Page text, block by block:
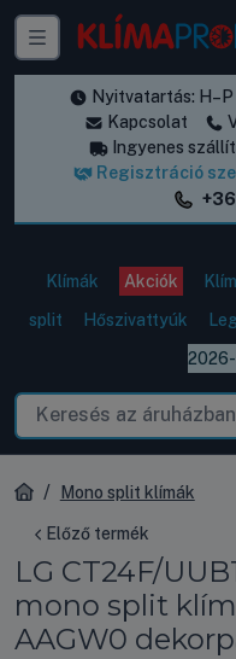
Nyitvatartás:
Kapcsolat
Ingyenes
Regisztráció
Klímák Akciók
split
Hőszivattyúk
Mono split klímák
Előző termék
LG CT24F/
mono split
AAGW0